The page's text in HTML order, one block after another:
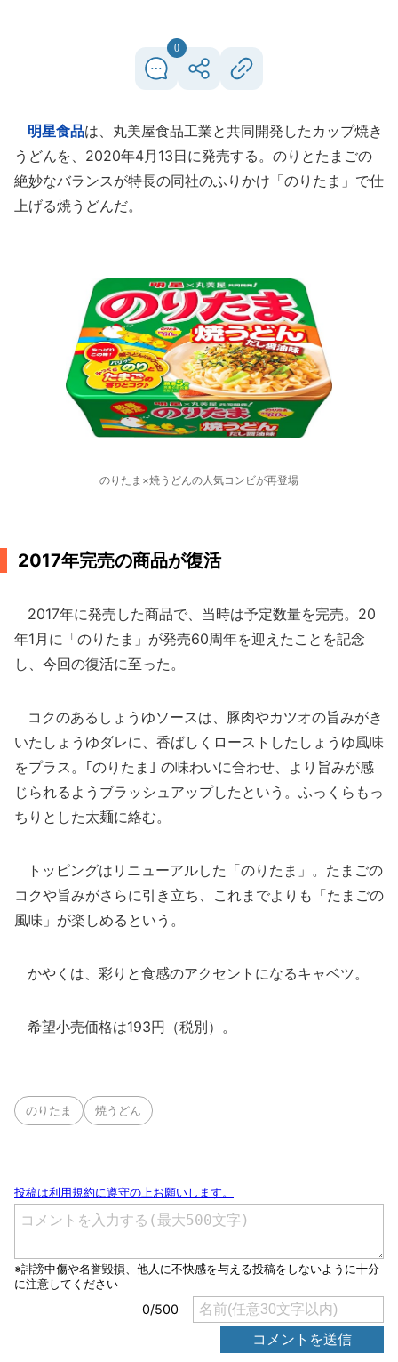
0
明星食品は、丸美屋食品工業と共同開発したカップ焼き
うどんを、2020年4月13日に発売する。のりとたまごの
絶妙なバランスが特長の同社のふりかけ「のりたま」で仕
上げる焼うどんだ。
のりたま×焼うどんの人気コンビが再登場
2017年完売の商品が復活
2017年に発売した商品で、当時は予定数量を完売。20
年1月に「のりたま」が発売60周年を迎えたことを記念
し、今回の復活に至った。
コクのあるしょうゆソースは、豚肉やカツオの旨みがき
いたしょうゆダレに、香ばしくローストしたしょうゆ風味
をプラス。｢のりたま｣ の味わいに合わせ、より旨みが感
じられるようブラッシュアップしたという。ふっくらもっ
ちりとした太麺に絡む。
トッピングはリニューアルした「のりたま」。たまごの
コクや旨みがさらに引き立ち、これまでよりも「たまごの
風味」が楽しめるという。
かやくは、彩りと食感のアクセントになるキャベツ。
希望小売価格は193円（税別）。
のりたま 焼うどん